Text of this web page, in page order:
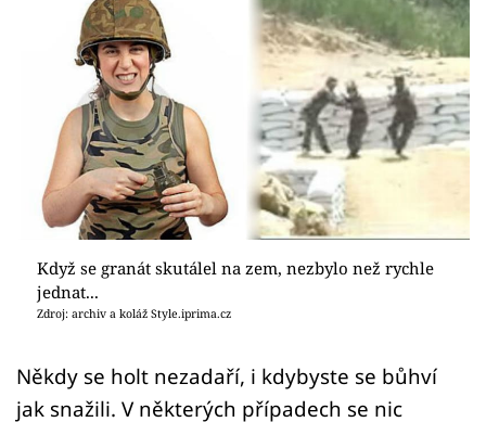
Virály
Sex a vztahy
Videa
Sledujte prima+
Přihlášení
Když se granát skutálel na zem, nezbylo než rychle
jednat...
Zdroj: archiv a koláž Style.iprima.cz
Někdy se holt nezadaří, i kdybyste se bůhví
jak snažili. V některých případech se nic